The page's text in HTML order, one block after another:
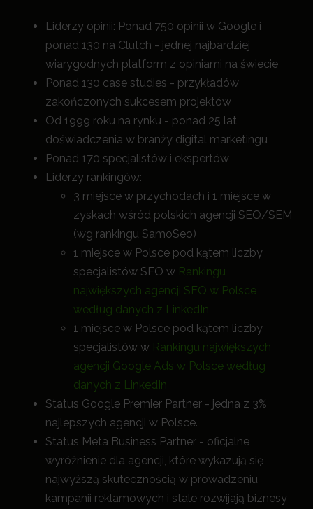
Liderzy opinii: Ponad 750 opinii w Google i
ponad 130 na Clutch - jednej najbardziej
wiarygodnych platform z opiniami na świecie
Ponad 130 case studies - przykładów
zakończonych sukcesem projektów
Od 1999 roku na rynku - ponad 25 lat
doświadczenia w branży digital marketingu
Ponad 170 specjalistów i ekspertów
Liderzy rankingów:
3 miejsce w przychodach i 1 miejsce w
zyskach wśród polskich agencji SEO/SEM
(wg rankingu SamoSeo)
1 miejsce w Polsce pod kątem liczby
specjalistów SEO w Rankingu
największych agencji SEO w Polsce
według danych z LinkedIn
1 miejsce w Polsce pod kątem liczby
specjalistów w Rankingu największych
agencji Google Ads w Polsce według
danych z LinkedIn
Status Google Premier Partner - jedna z 3%
najlepszych agencji w Polsce.
Status Meta Business Partner - oficjalne
wyróżnienie dla agencji, które wykazują się
najwyższą skutecznością w prowadzeniu
kampanii reklamowych i stale rozwijają biznesy